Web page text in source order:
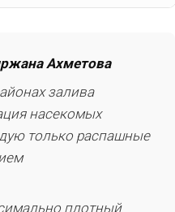
Ахметова
залива
насекомых
только распашные
плотный